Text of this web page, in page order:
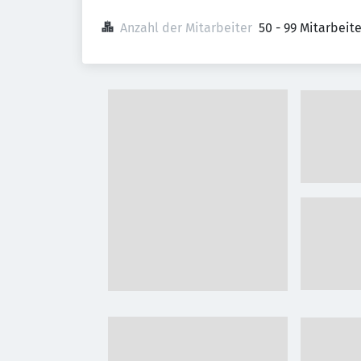
Anzahl der Mitarbeiter 50 - 99